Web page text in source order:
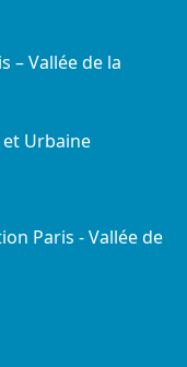
– Vallée de la
Urbaine
Paris - Vallée de